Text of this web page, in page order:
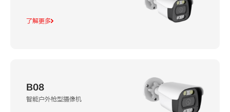
了解更多
B08
智能户外枪型摄像机